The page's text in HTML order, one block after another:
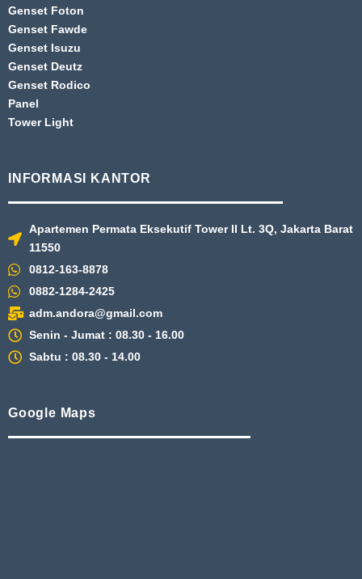
Genset Foton
Genset Fawde
Genset Isuzu
Genset Deutz
Genset Rodico
Panel
Tower Light
INFORMASI KANTOR
Apartemen Permata Eksekutif Tower II Lt. 3Q, Jakarta Barat
11550
0812-163-8878
0882-1284-2425
adm.andora@gmail.com
Senin - Jumat : 08.30 - 16.00
Sabtu : 08.30 - 14.00
Google Maps